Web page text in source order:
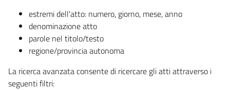
estremi dell'atto: numero, giorno, mese, anno
denominazione atto
parole nel titolo/testo
regione/provincia autonoma
La ricerca avanzata consente di ricercare gli atti attraverso i
seguenti filtri: